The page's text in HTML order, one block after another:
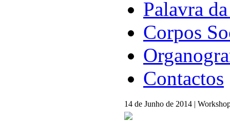
Palavra
Corpos
Contactos
14 de Junho de 2014 |